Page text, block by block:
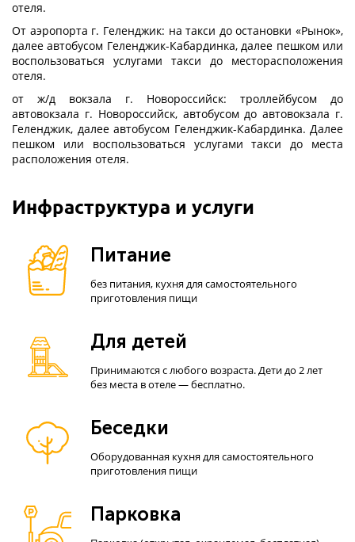
отеля.
От аэропорта г. Геленджик: на такси до остановки «Рынок»,
далее автобусом Геленджик-Кабардинка, далее пешком или
воспользоваться услугами такси до месторасположения
отеля.
от ж/д вокзала г. Новороссийск: троллейбусом до
автовокзала г. Новороссийск, автобусом до автовокзала г.
Геленджик, далее автобусом Геленджик-Кабардинка. Далее
пешком или воспользоваться услугами такси до места
расположения отеля.
Инфраструктура и услуги
Питание
без питания, кухня для самостоятельного
приготовления пищи
Для детей
Принимаются с любого возраста. Дети до 2 лет
без места в отеле — бесплатно.
Беседки
Оборудованная кухня для самостоятельного
приготовления пищи
Парковка